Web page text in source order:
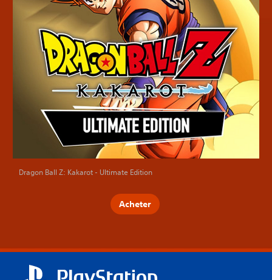
Dragon Ball Z: Kakarot - Ultimate Edition
Acheter